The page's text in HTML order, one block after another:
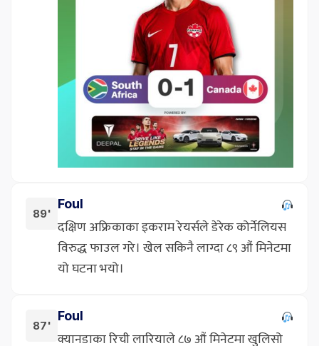
89'
Foul
दक्षिण अफ्रिकाका इकराम रेयर्सले डेरेक कोर्नेलियस
विरुद्ध फाउल गरे। खेल सकिनै लाग्दा ८९ औं मिनेटमा
यो घटना भयो।
87'
Foul
क्यानडाका रिची लारियाले ८७ औं मिनेटमा खुलिसो